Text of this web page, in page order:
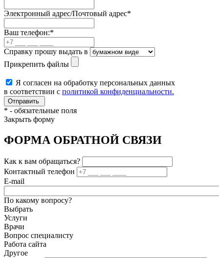
Электронный адрес/Почтовый адрес*
Ваш телефон:*
Справку прошу выдать в
Прикрепить файлы
Я согласен на обработку персональных данных
в соответствии с политикой конфиденциальности.
* - обязательные поля
Закрыть форму
ФОРМА ОБРАТНОЙ СВЯЗИ
Как к вам обращаться?
Контактный телефон
E-mail
По какому вопросу?
Выбрать
Услуги
Врачи
Вопрос специалисту
Работа сайта
Другое